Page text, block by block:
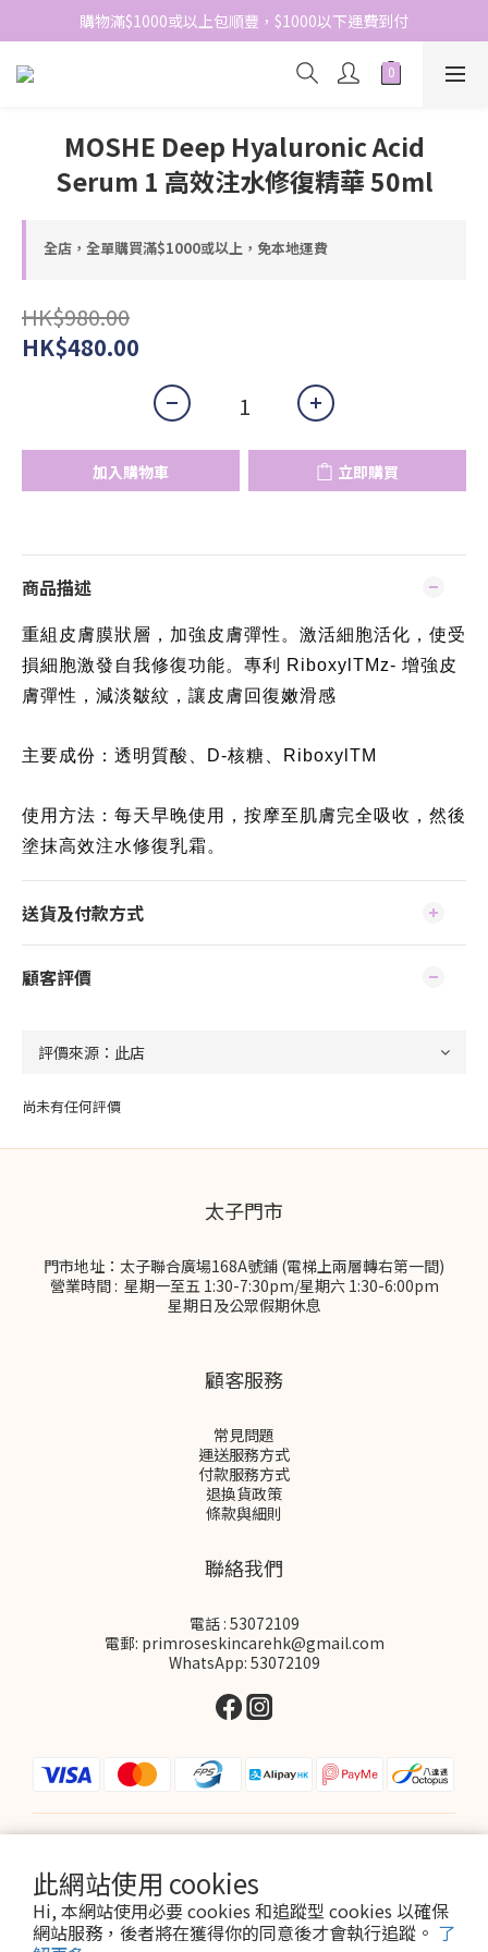
此網站使用 cookies
Hi, 本網站使用必要 cookies 和追蹤型 cookies 以確保
網站服務，後者將在獲得你的同意後才會執行追蹤。 了
網站免費登記會員，會員優惠價於結帳時自動扣減
購物滿$1000或以上包順豐，$1000以下運費到付
網站免費登記會員，會員優惠價於結帳時自動扣減
MOSHE Deep Hyaluronic Acid
Serum 1 高效注水修復精華 50ml
全店，全單購買滿$1000或以上，免本地運費
HK$980.00
HK$480.00
加入購物車 立即購買
商品描述
重組皮膚膜狀層，加強皮膚彈性。激活細胞活化，使受
損細胞激發自我修復功能。專利 RiboxylTMz- 增強皮
膚彈性，減淡皺紋 ，讓皮膚回復嫩滑感
主要成份： 透明質酸、D-核糖、RiboxylTM
使用方法： 每天早晚使用，按摩至肌膚完全吸收，然後
塗抹高效注水修復乳霜。
送貨及付款方式
顧客評價
尚未有任何評價
太子門市
門市地址：太子聯合廣場168A號鋪 (電梯上兩層轉右第一間)
營業時間 : 星期一至五 1:30-7:30pm/星期六 1:30-6:00pm
星期日及公眾假期休息
顧客服務
常見問題
運送服務方式
付款服務方式
退換貨政策
條款與細則
聯絡我們
電話 : 53072109
電郵: primroseskincarehk@gmail.com
WhatsApp: 53072109